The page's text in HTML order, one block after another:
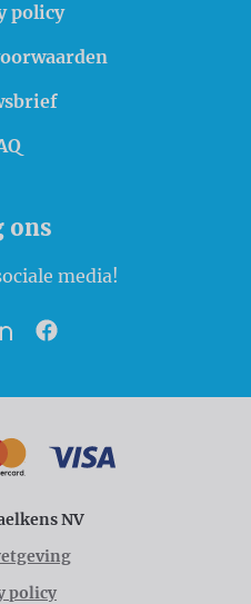
policy
ons
media!
Facebook
NV
policy
VISA